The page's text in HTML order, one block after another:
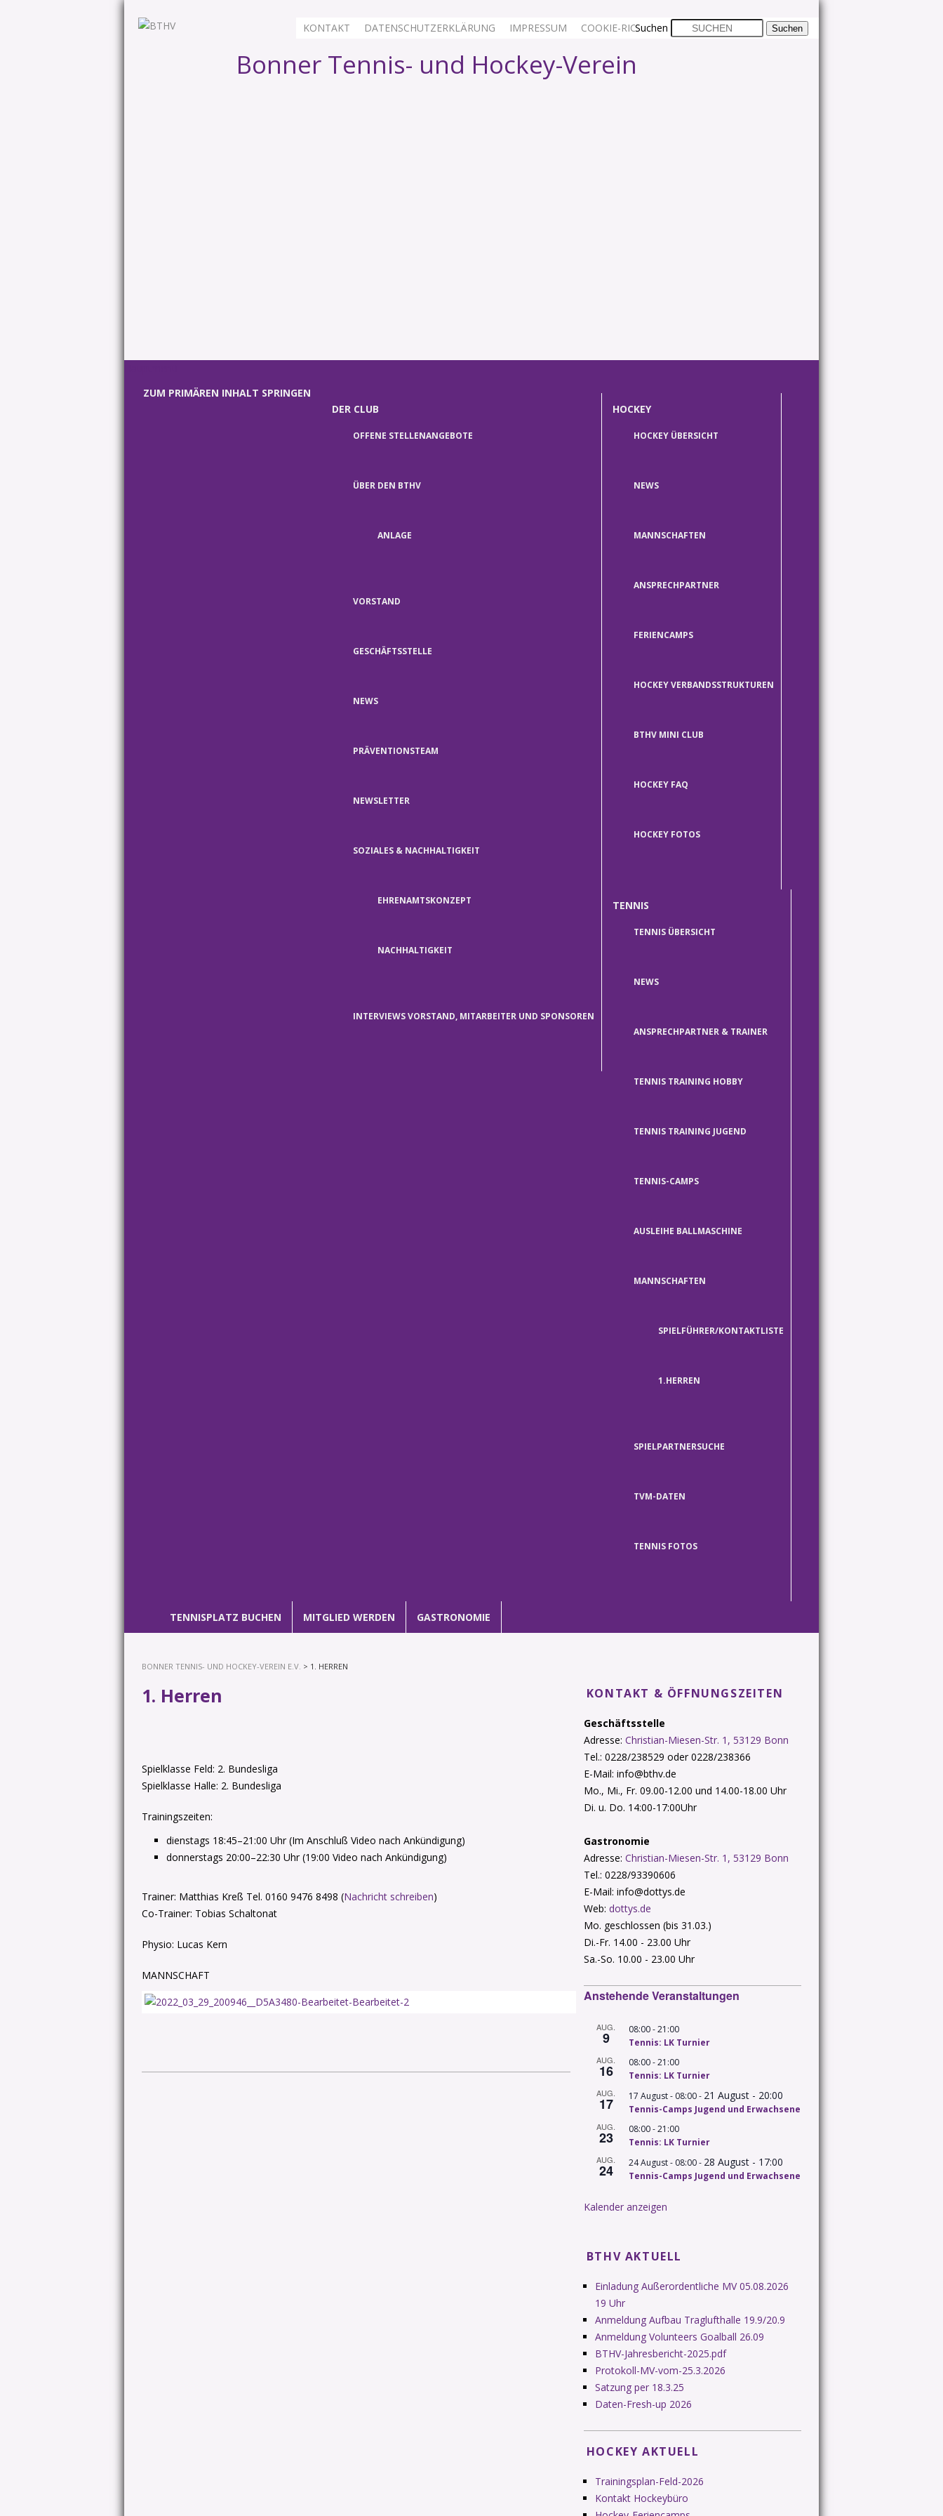
KONTAKT DATENSCHUTZERKLÄRUNG IMPRESSUM COOKIE-RICHTLINIE (EU)
Suchen
Bonner Tennis- und Hockey-Verein
1 2 3
ZUM PRIMÄREN INHALT SPRINGEN
DER CLUB
OFFENE STELLENANGEBOTE
ÜBER DEN BTHV
ANLAGE
VORSTAND
GESCHÄFTSSTELLE
NEWS
PRÄVENTIONSTEAM
NEWSLETTER
SOZIALES & NACHHALTIGKEIT
EHRENAMTSKONZEPT
NACHHALTIGKEIT
INTERVIEWS VORSTAND, MITARBEITER UND SPONSOREN
HOCKEY
HOCKEY ÜBERSICHT
NEWS
MANNSCHAFTEN
ANSPRECHPARTNER
FERIENCAMPS
HOCKEY VERBANDSSTRUKTUREN
BTHV MINI CLUB
HOCKEY FAQ
HOCKEY FOTOS
TENNIS
TENNIS ÜBERSICHT
NEWS
ANSPRECHPARTNER & TRAINER
TENNIS TRAINING HOBBY
TENNIS TRAINING JUGEND
TENNIS-CAMPS
AUSLEIHE BALLMASCHINE
MANNSCHAFTEN
SPIELFÜHRER/KONTAKTLISTE
1.HERREN
SPIELPARTNERSUCHE
TVM-DATEN
TENNIS FOTOS
TENNISPLATZ BUCHEN MITGLIED WERDEN GASTRONOMIE
BONNER TENNIS- UND HOCKEY-VEREIN E.V. > 1. HERREN
1. Herren
Spielklasse Feld: 2. Bundesliga
Spielklasse Halle: 2. Bundesliga
Trainingszeiten:
dienstags 18:45–21:00 Uhr (Im Anschluß Video nach Ankündigung)
donnerstags 20:00–22:30 Uhr (19:00 Video nach Ankündigung)
Trainer: Matthias Kreß Tel. 0160 9476 8498 (Nachricht schreiben)
Co-Trainer: Tobias Schaltonat
Physio: Lucas Kern
MANNSCHAFT
KONTAKT & ÖFFNUNGSZEITEN
Geschäftsstelle
Adresse: Christian-Miesen-Str. 1, 53129 Bonn
Tel.: 0228/238529 oder 0228/238366
E-Mail: info@bthv.de
Mo., Mi., Fr. 09.00-12.00 und 14.00-18.00 Uhr
Di. u. Do. 14:00-17:00Uhr
Gastronomie
Adresse: Christian-Miesen-Str. 1, 53129 Bonn
Tel.: 0228/93390606
E-Mail: info@dottys.de
Web: dottys.de
Mo. geschlossen (bis 31.03.)
Di.-Fr. 14.00 - 23.00 Uhr
Sa.-So. 10.00 - 23.00 Uhr
Anstehende Veranstaltungen
AUG.
9 08:00-21:00
Tennis: LK Turnier
AUG.
16 08:00-21:00
Tennis: LK Turnier
AUG.
17 17 August - 08:00- 21 August - 20:00
Tennis-Camps Jugend und Erwachsene
AUG.
23 08:00-21:00
Tennis: LK Turnier
AUG.
24 24 August - 08:00- 28 August - 17:00
Tennis-Camps Jugend und Erwachsene
Kalender anzeigen
BTHV AKTUELL
Einladung Außerordentliche MV 05.08.2026
19 Uhr
Anmeldung Aufbau Traglufthalle 19.9/20.9
Anmeldung Volunteers Goalball 26.09
BTHV-Jahresbericht-2025.pdf
Protokoll-MV-vom-25.3.2026
Satzung per 18.3.25
Daten-Fresh-up 2026
HOCKEY AKTUELL
Trainingsplan-Feld-2026
Kontakt Hockeybüro